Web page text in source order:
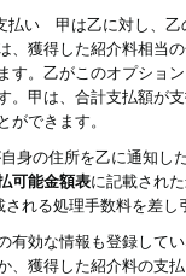
払い 甲は乙に対し、乙
、獲得した紹介料相当
す。乙がこのオプショ
。甲は、合計支払額が
できます。
身の住所を乙に通知し
可能金額表に記載され
される処理手数料を差し
有効な情報も登録して
、獲得した紹介料の支